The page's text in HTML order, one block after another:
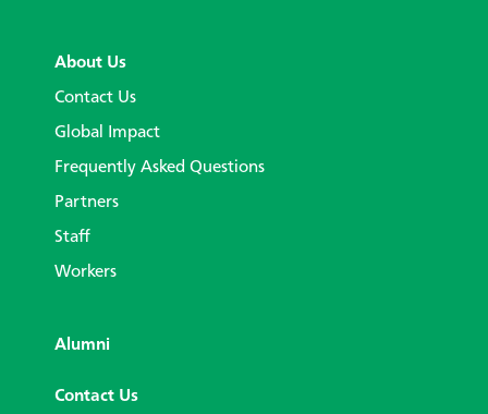
About Us
Contact Us
Global Impact
Frequently Asked Questions
Partners
Staff
Workers
Alumni
Contact Us